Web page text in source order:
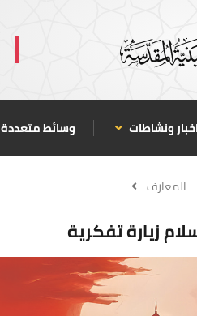
اخبار ونشاطات وسائط متعددة
المعارف
زيارة تفكرية